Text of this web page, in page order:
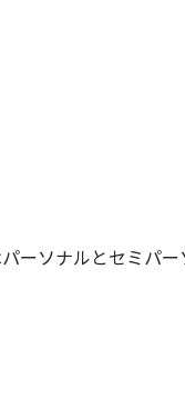
ーソナルとセミパ